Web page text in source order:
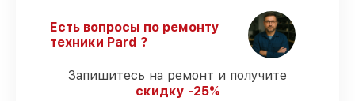
–
гарантируем завершение работ без
задержек.
– все
работы по восстановлению проводятся с
официальной гарантией.
Есть вопросы по ремонту
техники Pard ?
Запишитесь на ремонт и получите
скидку -25%